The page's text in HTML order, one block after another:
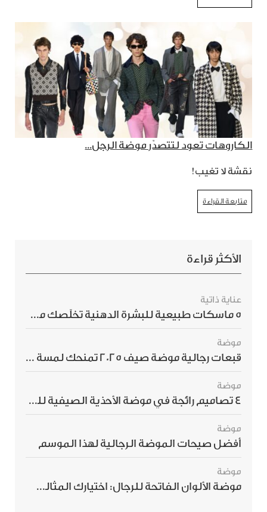
الكاروهات تعود لتتصدّر موضة الرجل...
نقشة لا تغيب!
متابعة القراءة
الأكثر قراءة
عناية ذاتية
5 ماسكات طبيعية للبشرة الدهنية تخلّصك من الحبوب بسرعة
موضة
قبعات رجالية موضة صيف 2025 تمنحك لمسة أناقة استثنائية
موضة
4 تصاميم رائجة في موضة الأحذية الصيفية للرجال هذا الموسم
موضة
أفضل صيحات الموضة الرجالية لهذا الموسم
موضة
موضة الألوان الفاتحة للرجال: اختيارك المثالي لإطلالة صيفية مبهرة